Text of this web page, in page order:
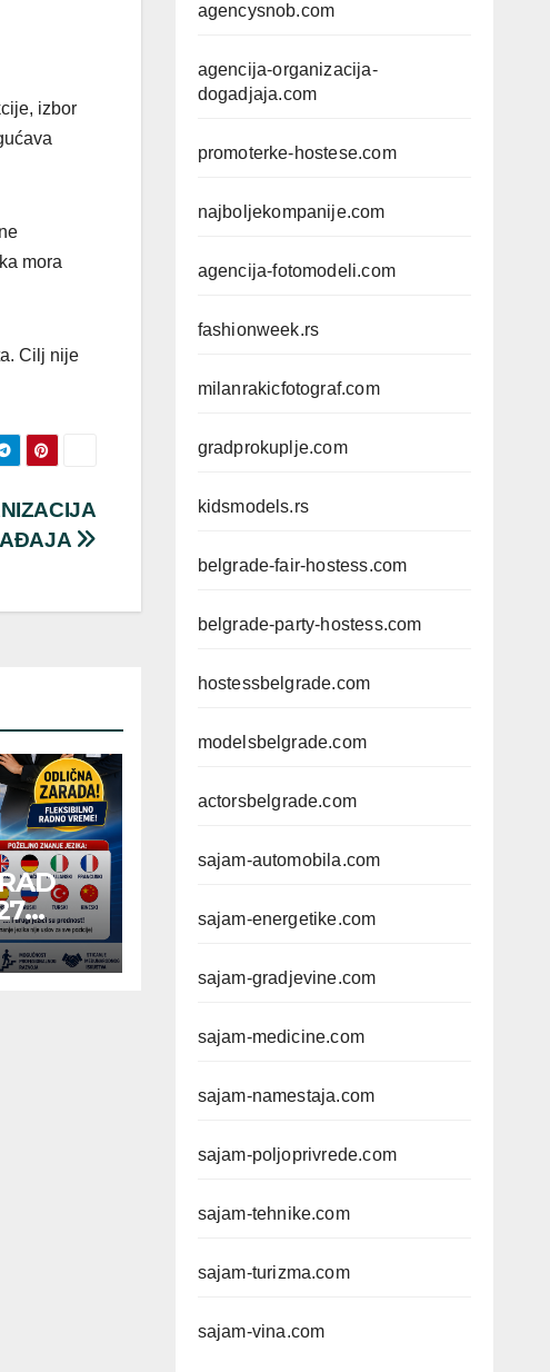
izbor
mora
Cilj nije
agencysnob.com
agencija-organizacija-
dogadjaja.com
promoterke-hostese.com
najboljekompanije.com
agencija-fotomodeli.com
fashionweek.rs
milanrakicfotograf.com
gradprokuplje.com
kidsmodels.rs
belgrade-fair-hostess.com
belgrade-party-hostess.com
hostessbelgrade.com
modelsbelgrade.com
actorsbelgrade.com
sajam-automobila.com
sajam-energetike.com
sajam-gradjevine.com
sajam-medicine.com
sajam-namestaja.com
sajam-poljoprivrede.com
sajam-tehnike.com
sajam-turizma.com
sajam-vina.com